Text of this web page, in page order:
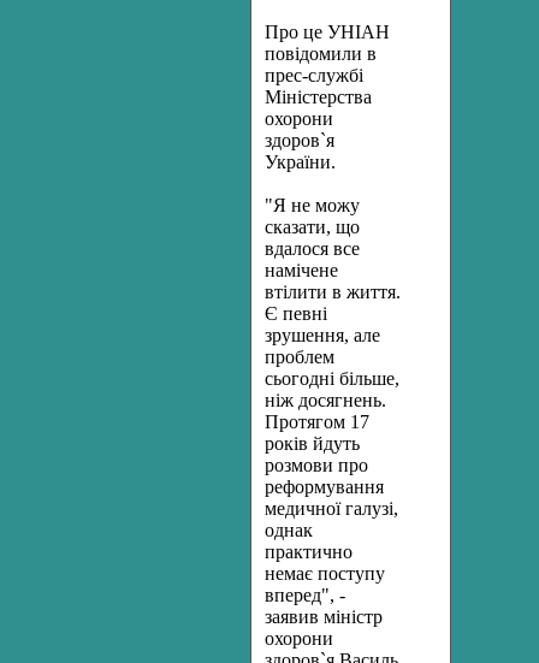
Про це УНІАН
повідомили в
прес-службі
Міністерства
охорони
здоров`я
України.
"Я не можу
сказати, що
вдалося все
намічене
втілити в життя.
Є певні
зрушення, але
проблем
сьогодні більше,
ніж досягнень.
Протягом 17
років йдуть
розмови про
реформування
медичної галузі,
однак
практично
немає поступу
вперед", -
заявив міністр
охорони